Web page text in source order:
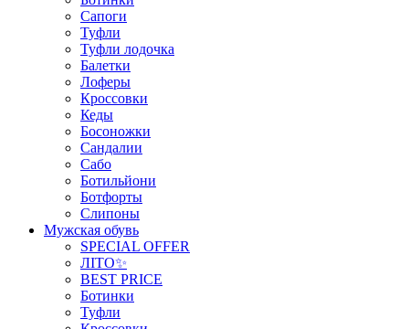
Сапоги
Туфли
Туфли лодочка
Балетки
Лоферы
Кроссовки
Кеды
Босоножки
Сандалии
Сабо
Ботильйони
Ботфорты
Слипоны
Мужская обувь
SPECIAL OFFER
ЛІТО✨
BEST PRICE
Ботинки
Туфли